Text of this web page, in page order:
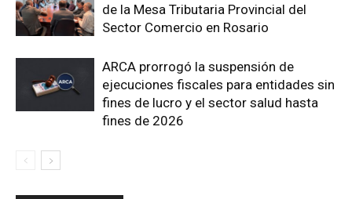
de la Mesa Tributaria Provincial del
Sector Comercio en Rosario
ARCA prorrogó la suspensión de
ejecuciones fiscales para entidades sin
fines de lucro y el sector salud hasta
fines de 2026